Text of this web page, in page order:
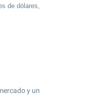
de dólares,
y un